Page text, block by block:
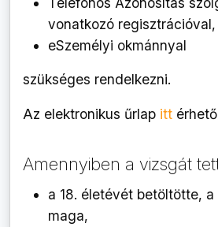
vonatkozó
eSzemélyi okmánnyal
szükséges rendelkezni.
Az elektronikus űrlap itt
Amennyiben a vizsgát
a 18. életévét betöltötte,
maga,